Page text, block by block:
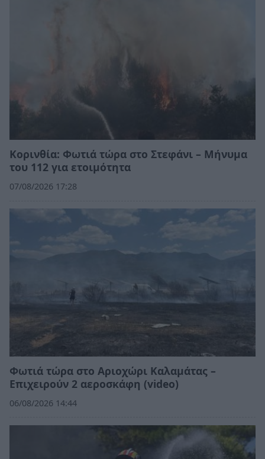
Κορινθία: Φωτιά τώρα στο Στεφάνι – Μήνυμα
του 112 για ετοιμότητα
07/08/2026 17:28
Φωτιά τώρα στο Αριοχώρι Καλαμάτας –
Επιχειρούν 2 αεροσκάφη (video)
06/08/2026 14:44